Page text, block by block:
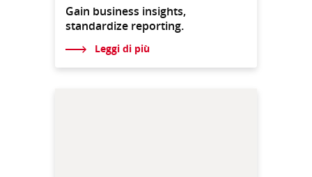
Gain business insights,
standardize reporting.
Leggi di più